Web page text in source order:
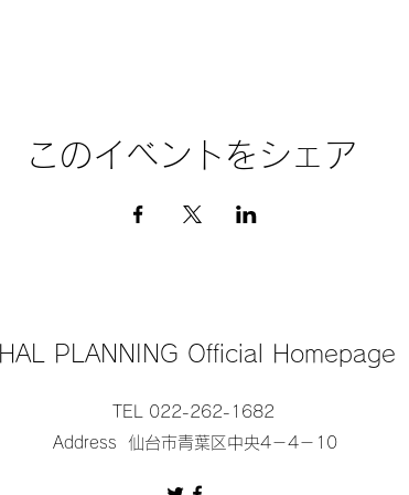
このイベントをシェア
HAL PLANNING Official Homepage
TEL 022-262-1682
Address 仙台市青葉区中央4－4－10